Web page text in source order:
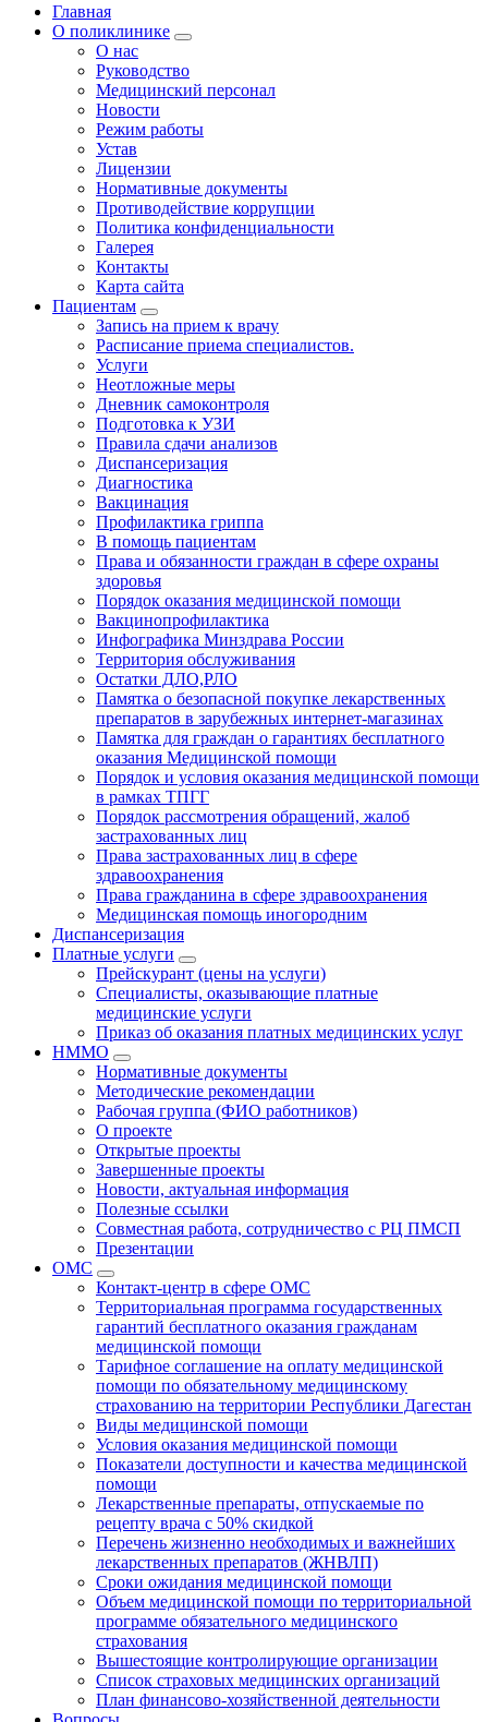
Главная
О поликлинике
О нас
Руководство
Медицинский персонал
Новости
Режим работы
Устав
Лицензии
Нормативные документы
Противодействие коррупции
Политика конфиденциальности
Галерея
Контакты
Карта сайта
Пациентам
Запись на прием к врачу
Расписание приема специалистов.
Услуги
Неотложные меры
Дневник самоконтроля
Подготовка к УЗИ
Правила сдачи анализов
Диспансеризация
Диагностика
Вакцинация
Профилактика гриппа
В помощь пациентам
Права и обязанности граждан в сфере охраны
здоровья
Порядок оказания медицинской помощи
Вакцинопрофилактика
Инфографика Минздрава России
Территория обслуживания
Остатки ДЛО,РЛО
Памятка о безопасной покупке лекарственных
препаратов в зарубежных интернет-магазинах
Памятка для граждан о гарантиях бесплатного
оказания Медицинской помощи
Порядок и условия оказания медицинской помощи
в рамках ТПГГ
Порядок рассмотрения обращений, жалоб
застрахованных лиц
Права застрахованных лиц в сфере
здравоохранения
Права гражданина в сфере здравоохранения
Медицинская помощь иногородним
Диспансеризация
Платные услуги
Прейскурант (цены на услуги)
Специалисты, оказывающие платные
медицинские услуги
Приказ об оказания платных медицинских услуг
НММО
Нормативные документы
Методические рекомендации
Рабочая группа (ФИО работников)
О проекте
Открытые проекты
Завершенные проекты
Новости, актуальная информация
Полезные ссылки
Совместная работа, сотрудничество с РЦ ПМСП
Презентации
ОМС
Контакт-центр в сфере ОМС
Территориальная программа государственных
гарантий бесплатного оказания гражданам
медицинской помощи
Тарифное соглашение на оплату медицинской
помощи по обязательному медицинскому
страхованию на территории Республики Дагестан
Виды медицинской помощи
Условия оказания медицинской помощи
Показатели доступности и качества медицинской
помощи
Лекарственные препараты, отпускаемые по
рецепту врача с 50% скидкой
Перечень жизненно необходимых и важнейших
лекарственных препаратов (ЖНВЛП)
Сроки ожидания медицинской помощи
Объем медицинской помощи по территориальной
программе обязательного медицинского
страхования
Вышестоящие контролирующие организации
Список страховых медицинских организаций
План финансово-хозяйственной деятельности